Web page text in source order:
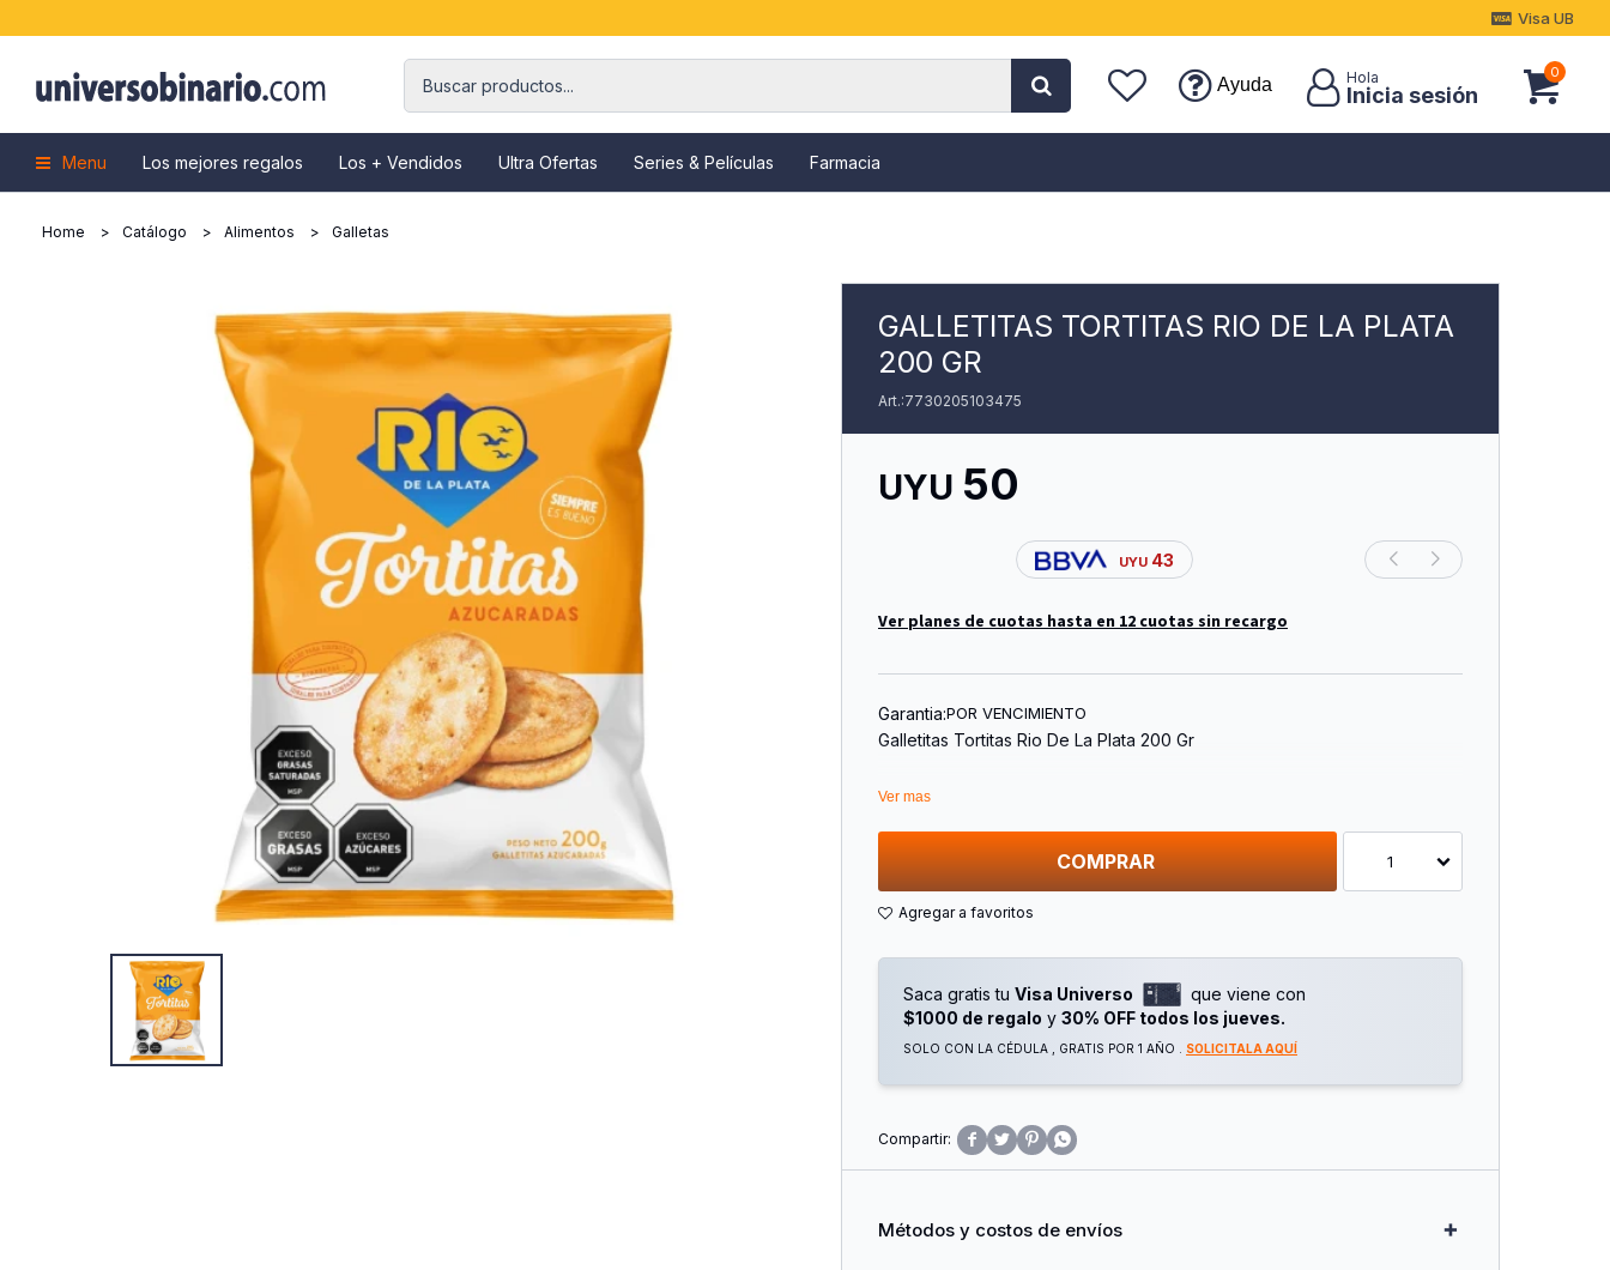
Menu Los mejores regalos Los + Vendidos Ultra Ofertas Series & Películas Farmacia
Ayuda
0
Visa UB
Home Catálogo Alimentos Galletas
GALLETITAS TORTITAS RIO DE LA PLATA
200 GR
7730205103475
UYU 50
UYU 43
Ver planes de cuotas hasta en 12 cuotas sin recargo
Garantia:POR VENCIMIENTO
Galletitas Tortitas Rio De La Plata 200 Gr
Ver mas
COMPRAR 1
Saca gratis tu Visa Universo
que viene con
$1000 de regalo y 30% OFF todos los jueves.
SOLO CON LA CÉDULA , GRATIS POR 1 AÑO . SOLICITALA AQUÍ
   
Métodos y costos de envíos